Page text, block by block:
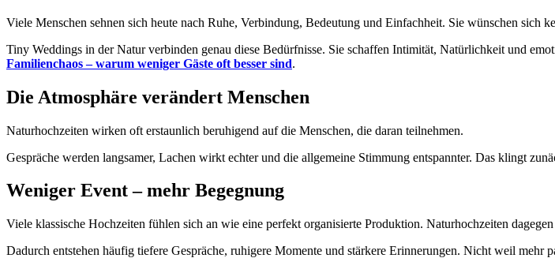
Viele Menschen sehnen sich heute nach Ruhe, Verbindung, Bedeutung und Einfachheit. Sie wünschen sich
Tiny Weddings in der Natur verbinden genau diese Bedürfnisse. Sie schaffen Intimität, Natürlichkeit und
Familienchaos – warum weniger Gäste oft besser sind.
Die Atmosphäre verändert Menschen
Naturhochzeiten wirken oft erstaunlich beruhigend auf die Menschen, die daran teilnehmen.
Gespräche werden langsamer, Lachen wirkt echter und die allgemeine Stimmung entspannter. Das klingt
Weniger Event – mehr Begegnung
Viele klassische Hochzeiten fühlen sich an wie eine perfekt organisierte Produktion. Naturhochzeiten
Dadurch entstehen häufig tiefere Gespräche, ruhigere Momente und stärkere Erinnerungen. Nicht weil mehr